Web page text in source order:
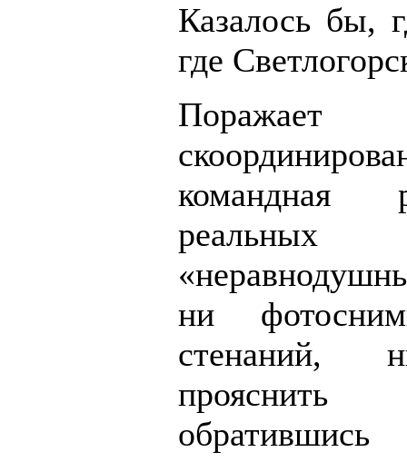
Казалось бы,
где
Поражает
командная
ни
стенаний,